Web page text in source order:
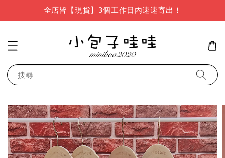
全店皆【現貨】3個工作日內速速寄出！
搜尋